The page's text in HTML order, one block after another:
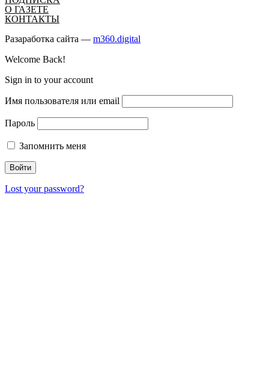
О ГАЗЕТЕ
КОНТАКТЫ
Разаработка сайта — m360.digital
Welcome Back!
Sign in to your account
Имя пользователя или email
Пароль
Запомнить меня
Lost your password?